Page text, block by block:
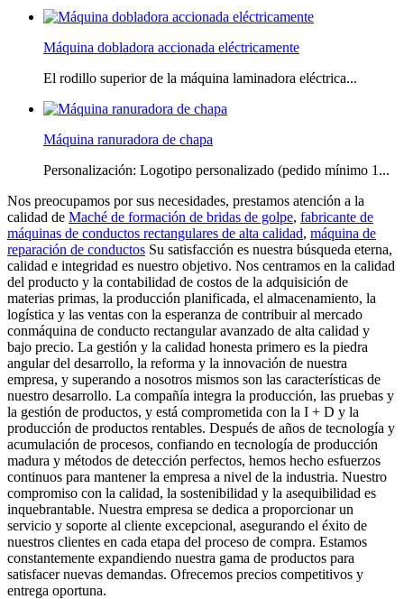
Máquina dobladora accionada eléctricamente
El rodillo superior de la máquina laminadora eléctrica...
Máquina ranuradora de chapa
Personalización: Logotipo personalizado (pedido mínimo 1...
Nos preocupamos por sus necesidades, prestamos atención a la
calidad de Maché de formación de bridas de golpe, fabricante de
máquinas de conductos rectangulares de alta calidad, máquina de
reparación de conductos Su satisfacción es nuestra búsqueda eterna,
calidad e integridad es nuestro objetivo. Nos centramos en la calidad
del producto y la contabilidad de costos de la adquisición de
materias primas, la producción planificada, el almacenamiento, la
logística y las ventas con la esperanza de contribuir al mercado
conmáquina de conducto rectangular avanzado de alta calidad y
bajo precio. La gestión y la calidad honesta primero es la piedra
angular del desarrollo, la reforma y la innovación de nuestra
empresa, y superando a nosotros mismos son las características de
nuestro desarrollo. La compañía integra la producción, las pruebas y
la gestión de productos, y está comprometida con la I + D y la
producción de productos rentables. Después de años de tecnología y
acumulación de procesos, confiando en tecnología de producción
madura y métodos de detección perfectos, hemos hecho esfuerzos
continuos para mantener la empresa a nivel de la industria. Nuestro
compromiso con la calidad, la sostenibilidad y la asequibilidad es
inquebrantable. Nuestra empresa se dedica a proporcionar un
servicio y soporte al cliente excepcional, asegurando el éxito de
nuestros clientes en cada etapa del proceso de compra. Estamos
constantemente expandiendo nuestra gama de productos para
satisfacer nuevas demandas. Ofrecemos precios competitivos y
entrega oportuna.